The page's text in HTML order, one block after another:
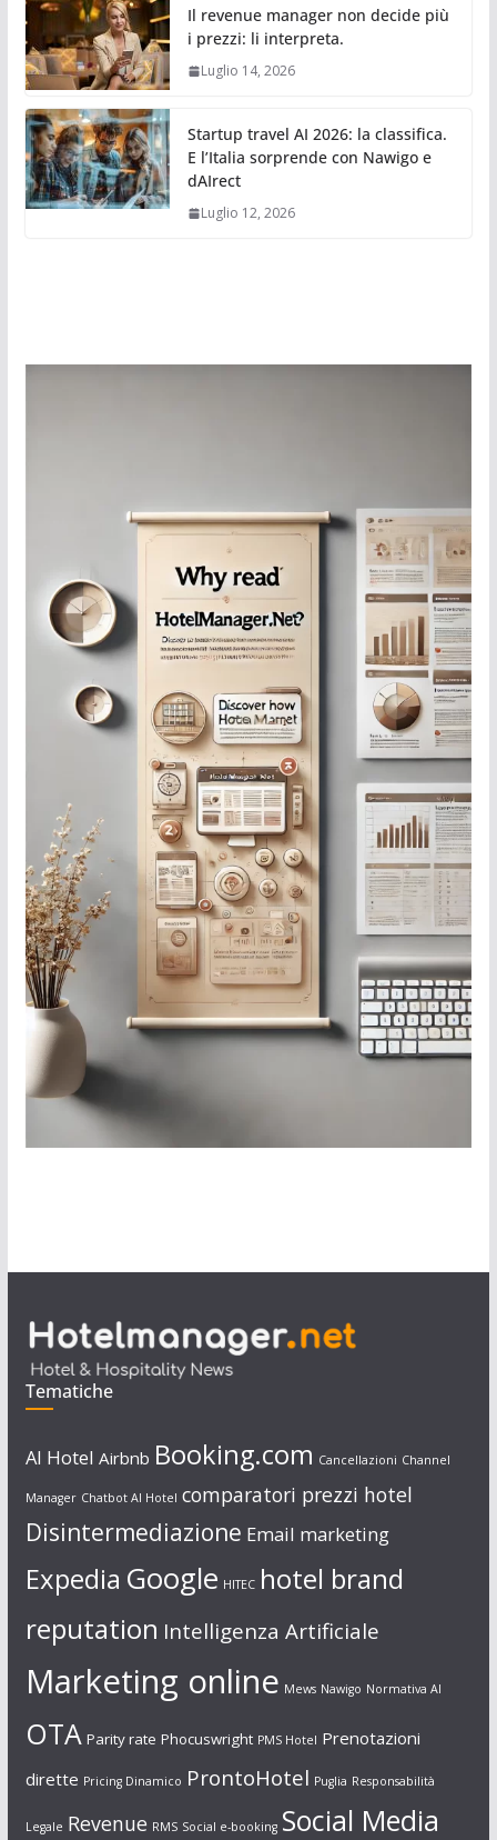
Il revenue manager non decide più
i prezzi: li interpreta.
Luglio 14, 2026
Startup travel AI 2026: la classifica.
E l’Italia sorprende con Nawigo e
dAIrect
Luglio 12, 2026
Tematiche
AI Hotel Airbnb Booking.com Cancellazioni Channel
Manager Chatbot AI Hotel comparatori prezzi hotel
Disintermediazione Email marketing
Expedia Google HITEC hotel brand
reputation Intelligenza Artificiale
Marketing online Mews Nawigo Normativa AI
OTA Parity rate Phocuswright PMS Hotel Prenotazioni
dirette Pricing Dinamico ProntoHotel Puglia Responsabilità
Legale Revenue RMS Social e-booking Social Media